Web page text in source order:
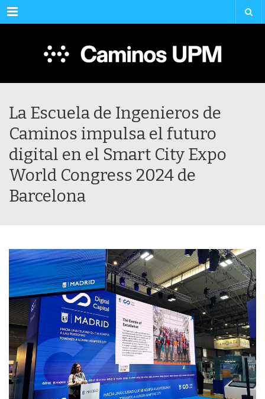
Menu
La Escuela de Ingenieros de
Caminos impulsa el futuro
digital en el Smart City Expo
World Congress 2024 de
Barcelona